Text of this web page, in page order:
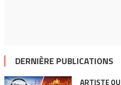
DERNIÈRE PUBLICATIONS
ARTISTE